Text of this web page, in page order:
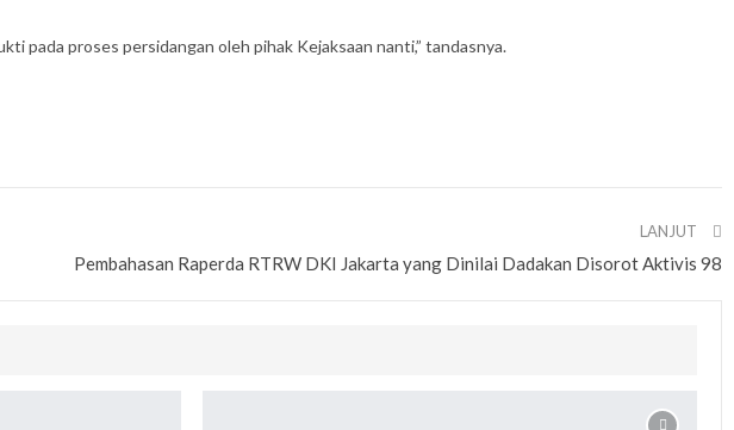
pada proses persidangan oleh pihak Kejaksaan nanti,” tandasnya.
LANJUT
Pembahasan Raperda RTRW DKI Jakarta yang Dinilai Dadakan Disorot Aktivis 98